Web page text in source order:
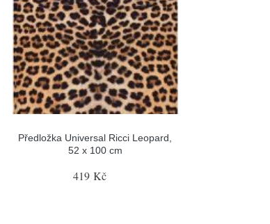
Předložka Universal Ricci Leopard,
52 x 100 cm
419 Kč